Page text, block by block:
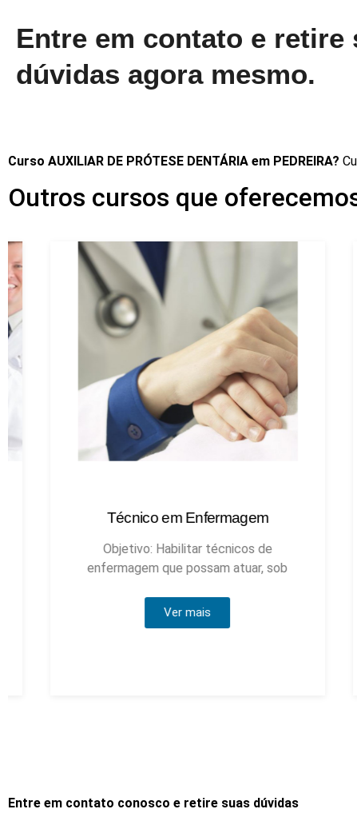
Entre em contato e retire
dúvidas agora mesmo.
Curso AUXILIAR DE PRÓTESE DENTÁRIA em PEDREIRA?
Outros cursos que
Técnico em Enfermagem
Objetivo: Habilitar técnicos de
enfermagem que possam atuar, sob
Ver mais
Entre em contato conosco e retire suas dúvidas